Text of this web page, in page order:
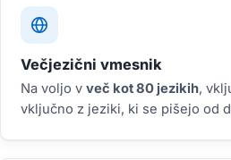
Večjezični vmesnik
Na voljo v več kot 80 jezikih,
vključno z jeziki, ki se pišejo od